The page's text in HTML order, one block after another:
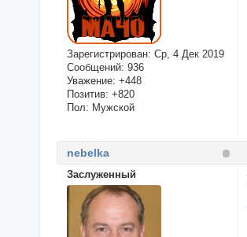
Зарегистрирован: Ср, 4 Дек 2019
Сообщений: 936
Уважение: +448
Позитив: +820
Пол: Мужской
nebelka
Заслуженный